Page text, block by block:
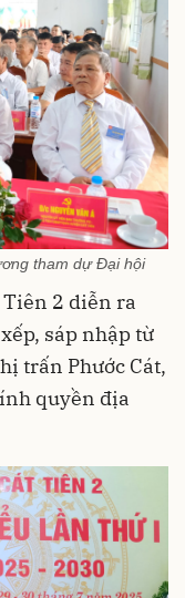
tham dự Đại hội
2 diễn ra
sáp nhập từ
trấn Phước Cát,
quyền địa